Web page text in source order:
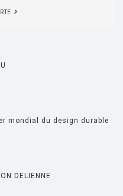
mondial du design durable
DELIENNE